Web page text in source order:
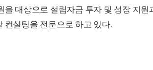
대상으로 설립자금 투자 및 성장 지원
컨설팅을 전문으로 하고 있다.